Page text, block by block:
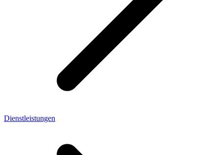
Dienstleistungen